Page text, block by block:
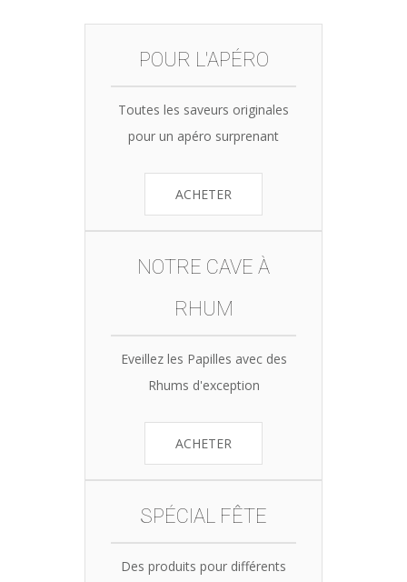
POUR L'APÉRO
Toutes les saveurs originales
pour un apéro surprenant
ACHETER
NOTRE CAVE À
RHUM
Eveillez les Papilles avec des
Rhums d'exception
ACHETER
SPÉCIAL FÊTE
Des produits pour différents